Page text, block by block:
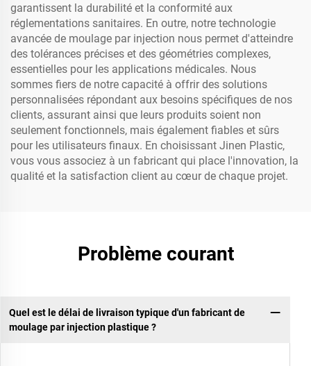
garantissent la durabilité et la conformité aux
réglementations sanitaires. En outre, notre technologie
avancée de moulage par injection nous permet d'atteindre
des tolérances précises et des géométries complexes,
essentielles pour les applications médicales. Nous
sommes fiers de notre capacité à offrir des solutions
personnalisées répondant aux besoins spécifiques de nos
clients, assurant ainsi que leurs produits soient non
seulement fonctionnels, mais également fiables et sûrs
pour les utilisateurs finaux. En choisissant Jinen Plastic,
vous vous associez à un fabricant qui place l'innovation, la
qualité et la satisfaction client au cœur de chaque projet.
Problème courant
Quel est le délai de livraison typique d'un fabricant de
moulage par injection plastique ?